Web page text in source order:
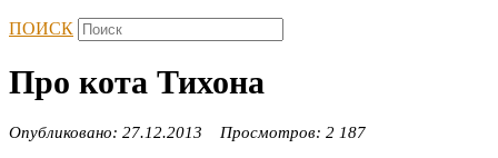
ПОИСК
Про кота Тихона
Опубликовано: 27.12.2013 Просмотров: 2 187